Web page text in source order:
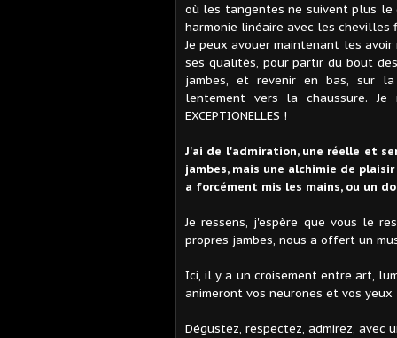
où les tangentes ne suivent plus
harmonie linéaire avec les chevilles
Je peux avouer maintenant les
ses qualités, pour partir du bout
jambes, et revenir en bas, sur
lentement vers la chaussure.
EXCEPTIONELLES !
J'ai de l'admiration, une réelle et
jambes, mais une alchimie de
a forcément mis les mains, ou un
Je ressens, j'espère que vous le
propres jambes, nous a offert un
Ici, il y a un croisement entre art,
animeront vos neurones et vos yeux
Dégustez, respectez, admirez, avec